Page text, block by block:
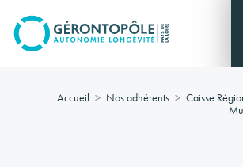
Go to
main
content
Accueil Nos adhérents
Caisse